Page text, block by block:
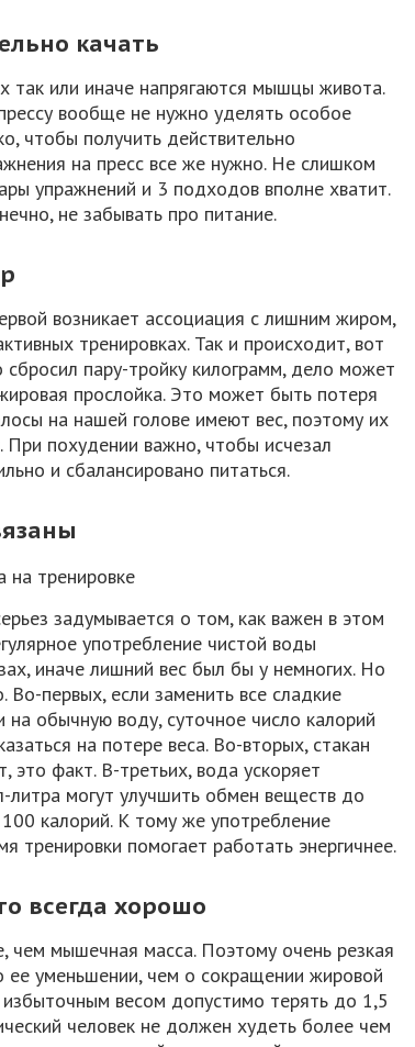
качать
так или иначе напрягаются мышцы живота.
вообще не нужно уделять особое
чтобы получить действительно
на пресс все же нужно. Не слишком
упражнений и 3 подходов вполне хватит.
не забывать про питание.
возникает ассоциация с лишним жиром,
тренировках. Так и происходит, вот
пару-тройку килограмм, дело может
прослойка. Это может быть потеря
на нашей голове имеют вес, поэтому их
При похудении важно, чтобы исчезал
и сбалансировано питаться.
задумывается о том, как важен в этом
употребление чистой воды
иначе лишний вес был бы у немногих. Но
первых, если заменить все сладкие
на обычную воду, суточное число калорий
на потере веса. Во-вторых, стакан
факт. В-третьих, вода ускоряет
литра могут улучшить обмен веществ до
калорий. К тому же употребление
тренировки помогает работать энергичнее.
всегда хорошо
мышечная масса. Поэтому очень резкая
ее уменьшении, чем о сокращении жировой
весом допустимо терять до 1,5
человек не должен худеть более чем